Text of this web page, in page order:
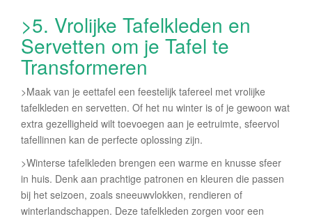
>5. Vrolijke Tafelkleden en
Servetten om je Tafel te
Transformeren
>Maak van je eettafel een feestelijk tafereel met vrolijke
tafelkleden en servetten. Of het nu winter is of je gewoon wat
extra gezelligheid wilt toevoegen aan je eetruimte, sfeervol
tafellinnen kan de perfecte oplossing zijn.
>Winterse tafelkleden brengen een warme en knusse sfeer
in huis. Denk aan prachtige patronen en kleuren die passen
bij het seizoen, zoals sneeuwvlokken, rendieren of
winterlandschappen. Deze tafelkleden zorgen voor een